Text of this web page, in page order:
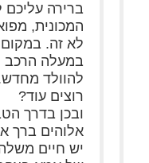
ברירה
המכונית,
לא זה.
במעלה הרכב
להוולד
רוצים עוד?
ובכן בדרך
אלוהים ברך
יש חיים